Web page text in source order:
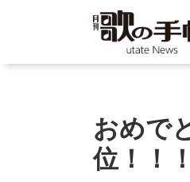
おめで
位！！